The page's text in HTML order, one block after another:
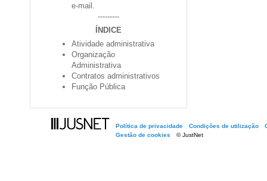
e-mail.
---------
ÍNDICE
Atividade administrativa
Organização
Administrativa
Contratos administrativos
Função Pública
Política de privacidade Condições de utilização
Gestão de cookies
© JustNet